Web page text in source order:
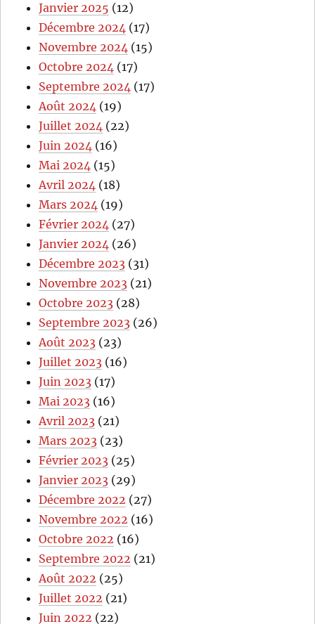
Janvier 2025 (12)
Décembre 2024 (17)
Novembre 2024 (15)
Octobre 2024 (17)
Septembre 2024 (17)
Août 2024 (19)
Juillet 2024 (22)
Juin 2024 (16)
Mai 2024 (15)
Avril 2024 (18)
Mars 2024 (19)
Février 2024 (27)
Janvier 2024 (26)
Décembre 2023 (31)
Novembre 2023 (21)
Octobre 2023 (28)
Septembre 2023 (26)
Août 2023 (23)
Juillet 2023 (16)
Juin 2023 (17)
Mai 2023 (16)
Avril 2023 (21)
Mars 2023 (23)
Février 2023 (25)
Janvier 2023 (29)
Décembre 2022 (27)
Novembre 2022 (16)
Octobre 2022 (16)
Septembre 2022 (21)
Août 2022 (25)
Juillet 2022 (21)
Juin 2022 (22)